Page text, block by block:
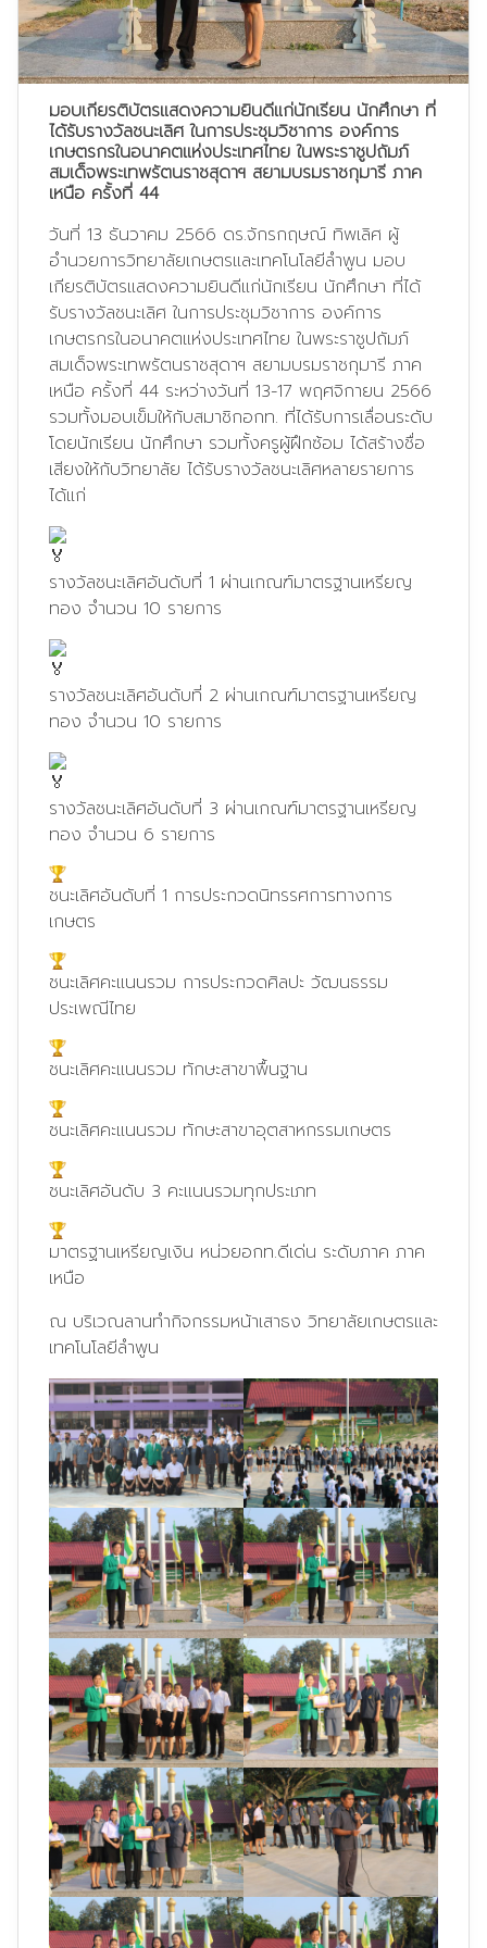
มอบเกียรติบัตรแสดงความยินดีแก่นักเรียน นักศึกษา ที่
ได้รับรางวัลชนะเลิศ ในการประชุมวิชาการ องค์การ
เกษตรกรในอนาคตแห่งประเทศไทย ในพระราชูปถัมภ์
สมเด็จพระเทพรัตนราชสุดาฯ สยามบรมราชกุมารี ภาค
เหนือ ครั้งที่ 44
วันที่ 13 ธันวาคม 2566 ดร.จักรกฤษณ์ ทิพเลิศ ผู้
อำนวยการวิทยาลัยเกษตรและเทคโนโลยีลำพูน มอบ
เกียรติบัตรแสดงความยินดีแก่นักเรียน นักศึกษา ที่ได้
รับรางวัลชนะเลิศ ในการประชุมวิชาการ องค์การ
เกษตรกรในอนาคตแห่งประเทศไทย ในพระราชูปถัมภ์
สมเด็จพระเทพรัตนราชสุดาฯ สยามบรมราชกุมารี ภาค
เหนือ ครั้งที่ 44 ระหว่างวันที่ 13-17 พฤศจิกายน 2566
รวมทั้งมอบเข็มให้กับสมาชิกอกท. ที่ได้รับการเลื่อนระดับ
โดยนักเรียน นักศึกษา รวมทั้งครูผู้ฝึกซ้อม ได้สร้างชื่อ
เสียงให้กับวิทยาลัย ได้รับรางวัลชนะเลิศหลายรายการ
ได้แก่
รางวัลชนะเลิศอันดับที่ 1 ผ่านเกณฑ์มาตรฐานเหรียญ
ทอง จำนวน 10 รายการ
รางวัลชนะเลิศอันดับที่ 2 ผ่านเกณฑ์มาตรฐานเหรียญ
ทอง จำนวน 10 รายการ
รางวัลชนะเลิศอันดับที่ 3 ผ่านเกณฑ์มาตรฐานเหรียญ
ทอง จำนวน 6 รายการ
ชนะเลิศอันดับที่ 1 การประกวดนิทรรศการทางการ
เกษตร
ชนะเลิศคะแนนรวม การประกวดศิลปะ วัฒนธรรม
ประเพณีไทย
ชนะเลิศคะแนนรวม ทักษะสาขาพื้นฐาน
ชนะเลิศคะแนนรวม ทักษะสาขาอุตสาหกรรมเกษตร
ชนะเลิศอันดับ 3 คะแนนรวมทุกประเภท
มาตรฐานเหรียญเงิน หน่วยอกท.ดีเด่น ระดับภาค ภาค
เหนือ
ณ บริเวณลานทำกิจกรรมหน้าเสาธง วิทยาลัยเกษตรและ
เทคโนโลยีลำพูน